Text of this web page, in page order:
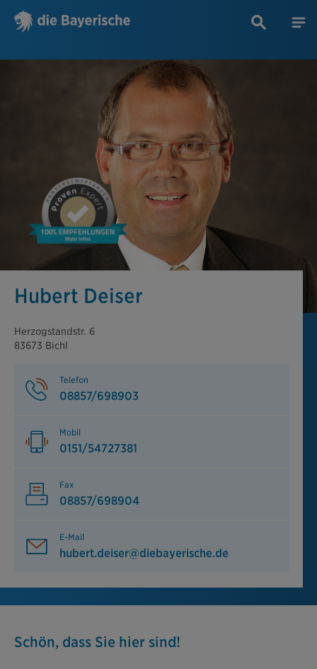
Hubert Deiser
Herzogstandstr. 6
83673 Bichl
Telefon
08857/698903
Mobil
0151/54727381
Fax
08857/698904
E-Mail
hubert.deiser@diebayerische.de
Schön, dass Sie hier sind!